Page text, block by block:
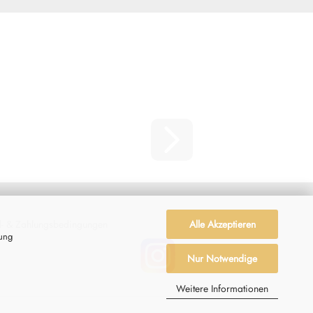
Alle Akzeptieren
Nur Notwendige
Weitere Informationen